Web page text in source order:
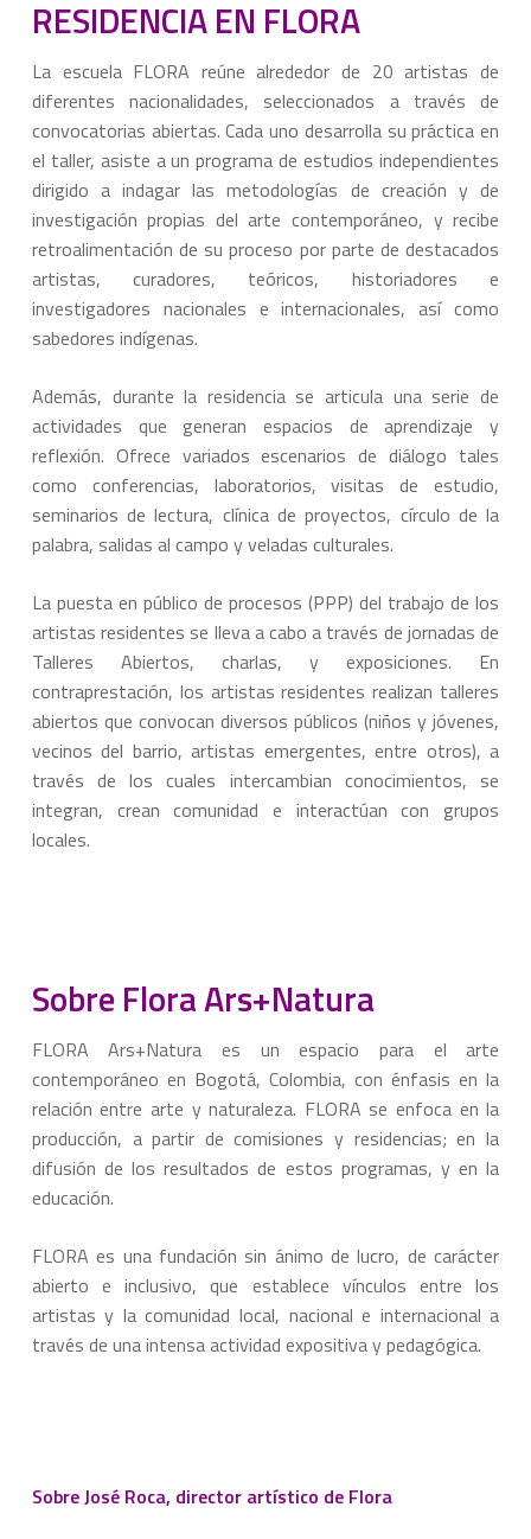
RESIDENCIA EN FLORA
La escuela FLORA reúne alrededor de 20 artistas de
diferentes nacionalidades, seleccionados a través de
convocatorias abiertas. Cada uno desarrolla su práctica en
el taller, asiste a un programa de estudios independientes
dirigido a indagar las metodologías de creación y de
investigación propias del arte contemporáneo, y recibe
retroalimentación de su proceso por parte de destacados
artistas, curadores, teóricos, historiadores e
investigadores nacionales e internacionales, así como
sabedores indígenas.
Además, durante la residencia se articula una serie de
actividades que generan espacios de aprendizaje y
reflexión. Ofrece variados escenarios de diálogo tales
como conferencias, laboratorios, visitas de estudio,
seminarios de lectura, clínica de proyectos, círculo de la
palabra, salidas al campo y veladas culturales.
La puesta en público de procesos (PPP) del trabajo de los
artistas residentes se lleva a cabo a través de jornadas de
Talleres Abiertos, charlas, y exposiciones. En
contraprestación, los artistas residentes realizan talleres
abiertos que convocan diversos públicos (niños y jóvenes,
vecinos del barrio, artistas emergentes, entre otros), a
través de los cuales intercambian conocimientos, se
integran, crean comunidad e interactúan con grupos
locales.
Sobre Flora Ars+Natura
FLORA Ars+Natura es un espacio para el arte
contemporáneo en Bogotá, Colombia, con énfasis en la
relación entre arte y naturaleza. FLORA se enfoca en la
producción, a partir de comisiones y residencias; en la
difusión de los resultados de estos programas, y en la
educación.
FLORA es una fundación sin ánimo de lucro, de carácter
abierto e inclusivo, que establece vínculos entre los
artistas y la comunidad local, nacional e internacional a
través de una intensa actividad expositiva y pedagógica.
Sobre José Roca, director artístico de Flora